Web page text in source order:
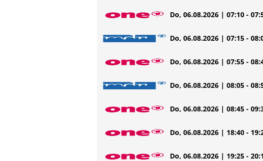
Do, 06.08.2026 | 07:10 -
Do, 06.08.2026 | 07:15 -
Do, 06.08.2026 | 07:55 -
Do, 06.08.2026 | 08:05 -
Do, 06.08.2026 | 08:45 -
Do, 06.08.2026 | 18:40 -
Do, 06.08.2026 | 19:25 -